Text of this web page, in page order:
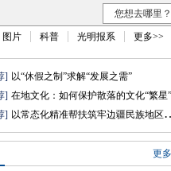
您想去哪里？
图片 科普 光明报系 更多>>